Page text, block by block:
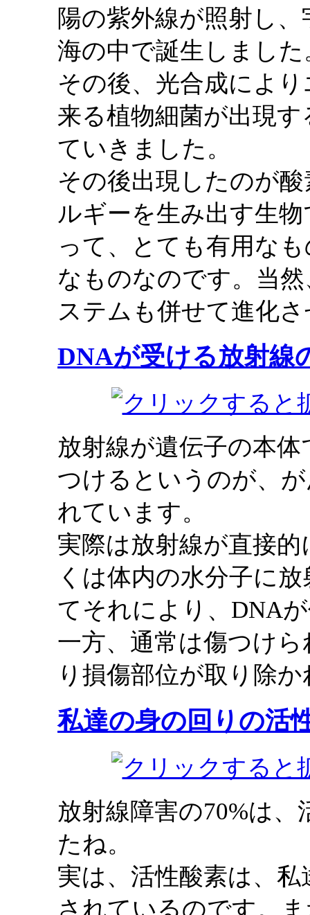
陽の紫外線が照射し
海の中で誕生しました
その後、光合成によ
来る植物細菌が出現
ていきました。
その後出現したのが
ルギーを生み出す生
って、とても有用な
なものなのです。当
ステムも併せて進化
DNAが受ける放射線
放射線が遺伝子の本
つけるというのが、
れています。
実際は放射線が直接
くは体内の水分子に
てそれにより、DNA
一方、通常は傷つけ
り損傷部位が取り除
私達の身の回りの活
放射線障害の70%は
たね。
実は、活性酸素は、
されているのです。